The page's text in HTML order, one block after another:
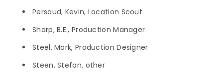
Persaud, Kevin, Location Scout
Sharp, B.E., Production Manager
Steel, Mark, Production Designer
Steen, Stefan, other